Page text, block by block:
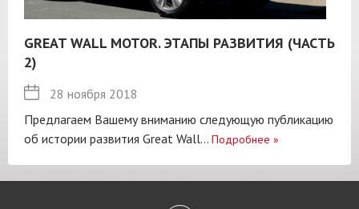
GREAT WALL MOTOR. ЭТАПЫ РАЗВИТИЯ (ЧАСТЬ
2)
28 ноября 2018
Предлагаем Вашему вниманию следующую публикацию
об истории развития Great Wall... Подробнее »